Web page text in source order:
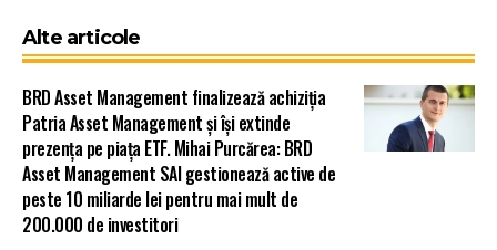
Alte articole
BRD Asset Management finalizează achiziția
Patria Asset Management și își extinde
prezența pe piața ETF. Mihai Purcărea: BRD
Asset Management SAI gestionează active de
peste 10 miliarde lei pentru mai mult de
200.000 de investitori